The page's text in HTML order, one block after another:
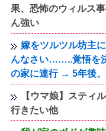
果、恐怖のウィルス
ん強い
嫁をツルツル坊主
んなさい……..覚悟を
の家に連行 → 5年後
【ウマ娘】スティ
行きたい他